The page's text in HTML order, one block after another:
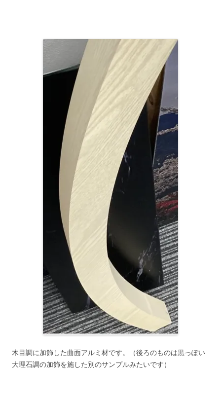
木目調に加飾した曲面アルミ材です。（後ろのものは黒っぽい
大理石調の加飾を施した別のサンプルみたいです）